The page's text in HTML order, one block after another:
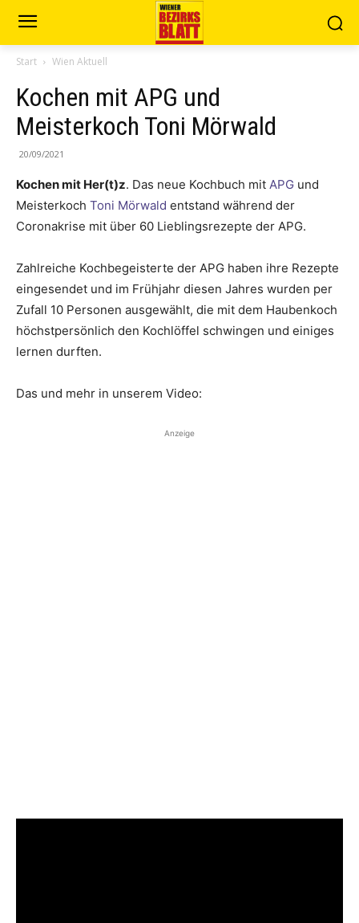
Start Wien Aktuell
Kochen mit APG und
Meisterkoch Toni Mörwald
20/09/2021
Kochen mit Her(t)z. Das neue Kochbuch mit APG und
Meisterkoch Toni Mörwald entstand während der
Coronakrise mit über 60 Lieblingsrezepte der APG.
Zahlreiche Kochbegeisterte der APG haben ihre Rezepte
eingesendet und im Frühjahr diesen Jahres wurden per
Zufall 10 Personen ausgewählt, die mit dem Haubenkoch
höchstpersönlich den Kochlöffel schwingen und einiges
lernen durften.
Das und mehr in unserem Video:
Anzeige